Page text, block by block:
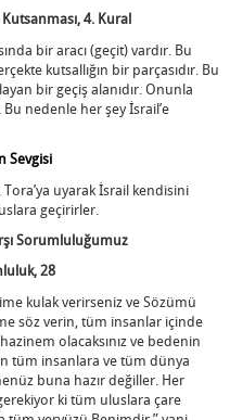
4. Kural
bir aracı (geçit) vardır. Bu
kutsallığın bir parçasıdır. Bu
bir geçiş alanıdır. Onunla
nedenle her şey İsrail’e
Sevgisi
uyarak İsrail kendisini
geçirirler.
Sorumluluğumuz
28
kulak verirseniz ve Sözümü
söz verin, tüm insanlar içinde
olacaksınız ve bedenin
tüm insanlara ve tüm dünya
buna hazır değiller. Her
ki tüm uluslara çare